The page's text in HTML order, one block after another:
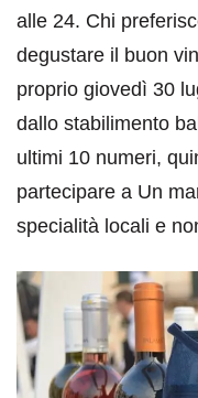
alle 24. Chi
degustare il buon
proprio giovedì 30
dallo stabilimento
ultimi 10 numeri,
partecipare a Un
specialità locali e